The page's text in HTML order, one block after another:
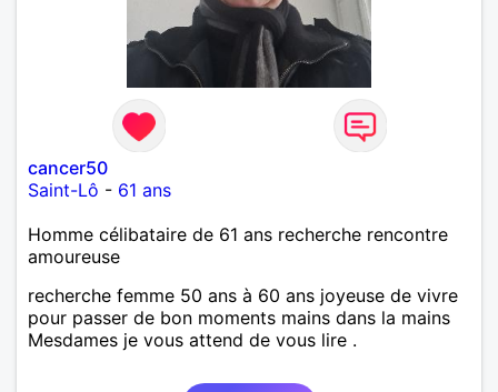
cancer50
Saint-Lô - 61 ans
Homme célibataire de 61 ans recherche rencontre
amoureuse
recherche femme 50 ans à 60 ans joyeuse de vivre
pour passer de bon moments mains dans la mains
Mesdames je vous attend de vous lire .